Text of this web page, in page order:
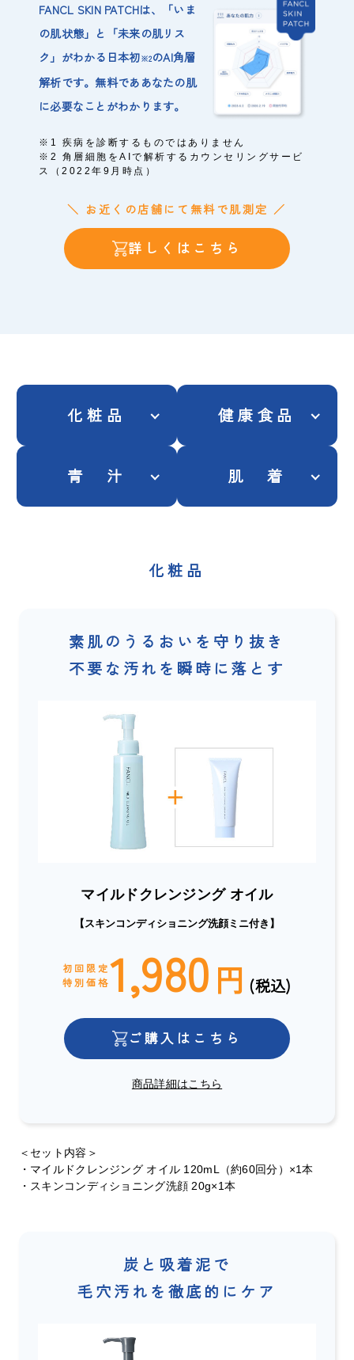
FANCL SKIN PATCHは、「いま
の肌状態」と「未来の肌リス
ク」がわかる日本初※2のAI角層
解析です。無料でああなたの肌
に必要なことがわかります。
※1 疾病を診断するものではありません
※2 角層細胞をAIで解析するカウンセリングサービ
ス（2022年9月時点）
＼ お近くの店舗にて無料で肌測定 ／
詳しくはこちら
化粧品 健康食品
青 汁 肌 着
化粧品
素肌のうるおいを守り抜き
不要な汚れを瞬時に落とす
マイルドクレンジング オイル
【スキンコンディショニング洗顔ミニ付き】
初回限定
特別価格1,980 円 (税込)
ご購入はこちら
商品詳細はこちら
＜セット内容＞
・マイルドクレンジング オイル 120mL（約60回分）×1本
・スキンコンディショニング洗顔 20g×1本
炭と吸着泥で
毛穴汚れを徹底的にケア